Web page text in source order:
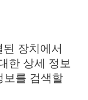
된 장치에서
한 상세 정보
보를 검색할